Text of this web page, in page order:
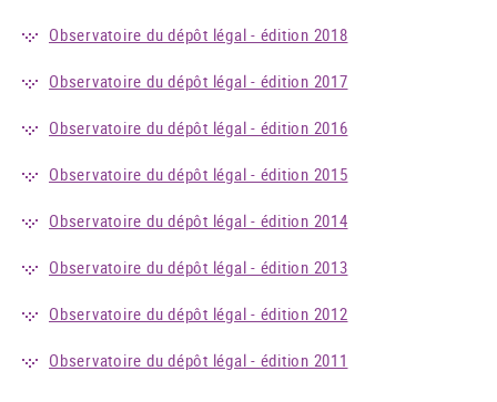
Observatoire du dépôt légal - édition 2018
Observatoire du dépôt légal - édition 2017
Observatoire du dépôt légal - édition 2016
Observatoire du dépôt légal - édition 2015
Observatoire du dépôt légal - édition 2014
Observatoire du dépôt légal - édition 2013
Observatoire du dépôt légal - édition 2012
Observatoire du dépôt légal - édition 2011